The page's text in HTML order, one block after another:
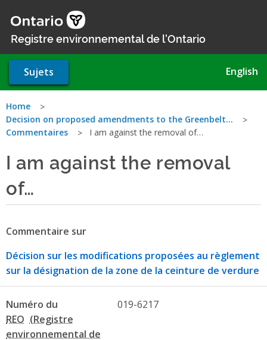
au
contenu
Registre environnemental de l'Ontario
Sujets English
Vous
êtes
ici
Home
Decision on proposed amendments to the Greenbelt…
Commentaires
I am against the removal of…
I am against the removal
of…
Commentaire sur
Décision sur les modifications proposées au règlement
sur la désignation de la zone de la ceinture de verdure
Numéro du
REO
019-6217